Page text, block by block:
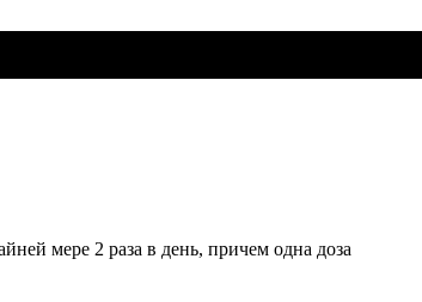
мере 2 раза в день, причем одна доза